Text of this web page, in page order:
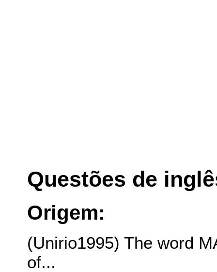
Questões de
Origem:
(Unirio1995) The word
of...